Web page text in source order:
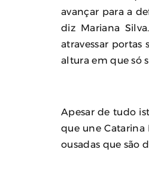
avançar para a
diz Mariana
atravessar portas
altura em que só
Apesar de tudo
que une Catarina
ousadas que são